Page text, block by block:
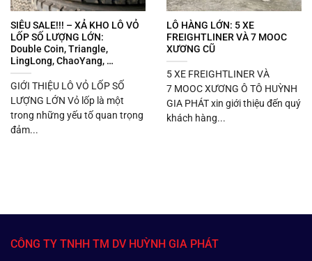
SIÊU SALE!!! – XẢ KHO LÔ VỎ
LỐP SỐ LƯỢNG LỚN:
Double Coin, Triangle,
LingLong, ChaoYang, …
GIỚI THIỆU LÔ VỎ LỐP SỐ
LƯỢNG LỚN Vỏ lốp là một
trong những yếu tố quan trọng
đảm...
LÔ HÀNG LỚN: 5 XE
FREIGHTLINER VÀ 7 MOOC
XƯƠNG CŨ
5 XE FREIGHTLINER VÀ
7 MOOC XƯƠNG Ô TÔ HUỲNH
GIA PHÁT xin giới thiệu đến quý
khách hàng...
CÔNG TY TNHH TM DV HUỲNH GIA PHÁT